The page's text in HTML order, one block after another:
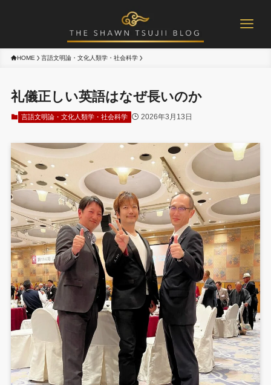
HOME 言語文明論・文化人類学・社会科学
礼儀正しい英語はなぜ長いのか
言語文明論・文化人類学・社会科学 2026年3月13日